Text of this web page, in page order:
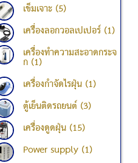
เข็มเจาะ (5)
เครื่องลอกวอลเปเปอร์ (1)
เครื่องทำความสะอาดกระจ
ก (1)
เครื่องกำจัดไรฝุ่น (1)
ตู้เย็นติดรถยนต์ (3)
เครื่องดูดฝุ่น (15)
Power supply (1)